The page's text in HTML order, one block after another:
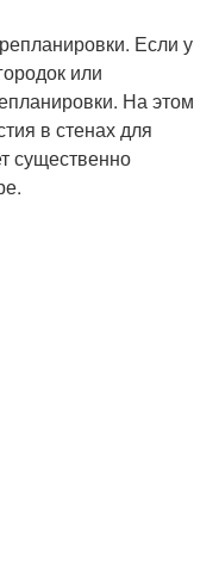
Если у
или
На этом
в стенах для
существенно